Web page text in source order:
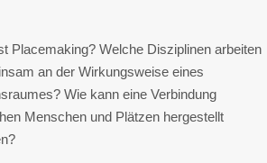
Placemaking? Welche Disziplinen arbeiten
an der Wirkungsweise eines
Wie kann eine Verbindung
Menschen und Plätzen hergestellt